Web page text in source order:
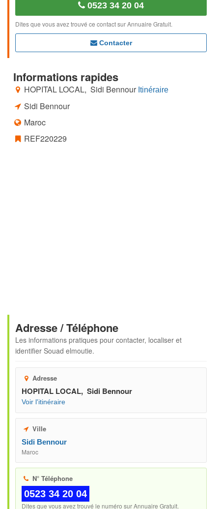
0523 34 20 04
Dites que vous avez trouvé ce contact sur Annuaire Gratuit.
Contacter
Informations rapides
HOPITAL LOCAL, Sidi Bennour Itinéraire
Sidi Bennour
Maroc
REF220229
Adresse / Téléphone
Les informations pratiques pour contacter, localiser et
identifier Souad elmoutie.
Adresse
HOPITAL LOCAL, Sidi Bennour
Voir l'itinéraire
Ville
Sidi Bennour
Maroc
N° Téléphone
0523 34 20 04
Dites que vous avez trouvé le numéro sur Annuaire Gratuit.